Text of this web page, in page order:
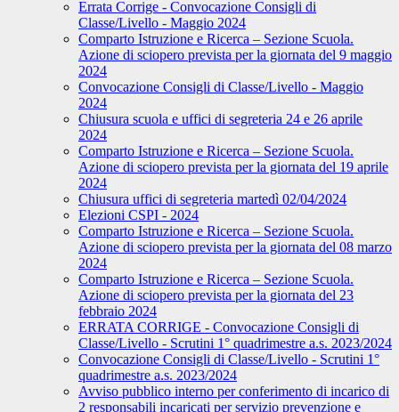
Errata Corrige - Convocazione Consigli di
Classe/Livello - Maggio 2024
Comparto Istruzione e Ricerca – Sezione Scuola.
Azione di sciopero prevista per la giornata del 9 maggio
2024
Convocazione Consigli di Classe/Livello - Maggio
2024
Chiusura scuola e uffici di segreteria 24 e 26 aprile
2024
Comparto Istruzione e Ricerca – Sezione Scuola.
Azione di sciopero prevista per la giornata del 19 aprile
2024
Chiusura uffici di segreteria martedì 02/04/2024
Elezioni CSPI - 2024
Comparto Istruzione e Ricerca – Sezione Scuola.
Azione di sciopero prevista per la giornata del 08 marzo
2024
Comparto Istruzione e Ricerca – Sezione Scuola.
Azione di sciopero prevista per la giornata del 23
febbraio 2024
ERRATA CORRIGE - Convocazione Consigli di
Classe/Livello - Scrutini 1° quadrimestre a.s. 2023/2024
Convocazione Consigli di Classe/Livello - Scrutini 1°
quadrimestre a.s. 2023/2024
Avviso pubblico interno per conferimento di incarico di
2 responsabili incaricati per servizio prevenzione e